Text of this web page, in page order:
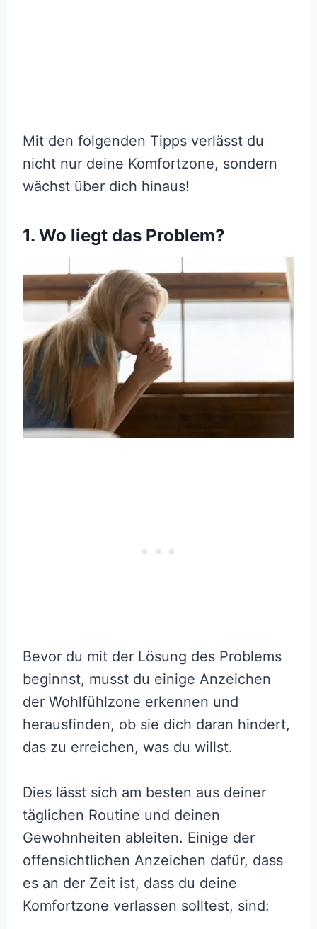
Mit den folgenden Tipps verlässt du
nicht nur deine Komfortzone, sondern
wächst über dich hinaus!
1. Wo liegt das Problem?
Bevor du mit der Lösung des Problems
beginnst, musst du einige Anzeichen
der Wohlfühlzone erkennen und
herausfinden, ob sie dich daran hindert,
das zu erreichen, was du willst.
Dies lässt sich am besten aus deiner
täglichen Routine und deinen
Gewohnheiten ableiten. Einige der
offensichtlichen Anzeichen dafür, dass
es an der Zeit ist, dass du deine
Komfortzone verlassen solltest, sind: